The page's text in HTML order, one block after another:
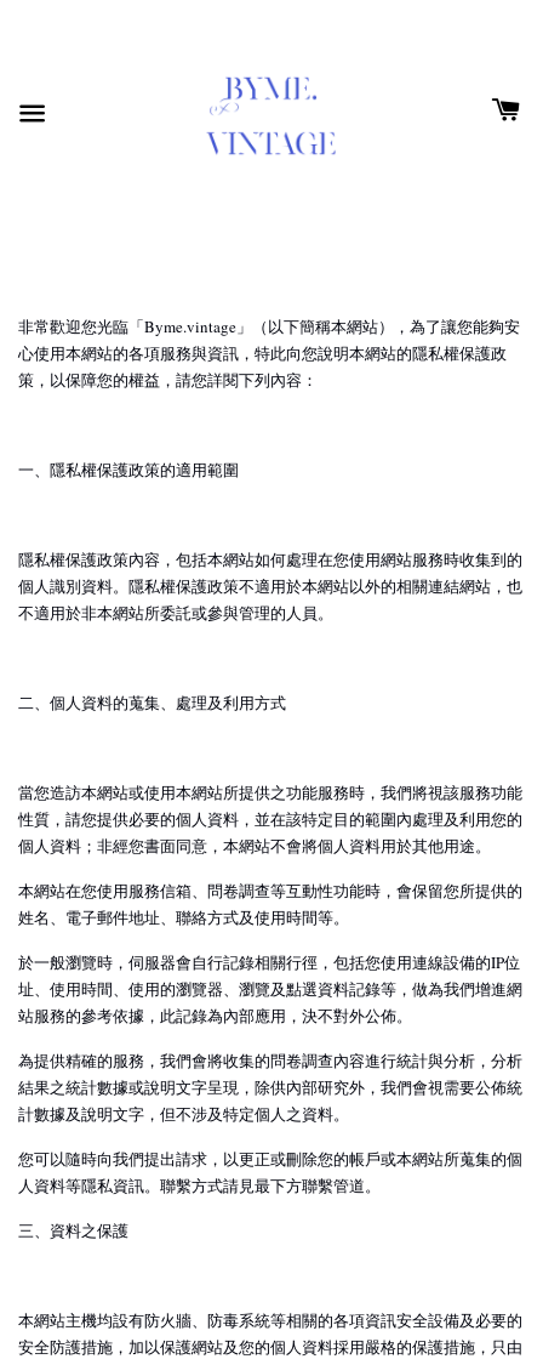
非常歡迎您光臨「Byme.vintage」（以下簡稱本網站），為了讓您能夠安
心使用本網站的各項服務與資訊，特此向您說明本網站的隱私權保護政
策，以保障您的權益，請您詳閱下列內容：
一、隱私權保護政策的適用範圍
隱私權保護政策內容，包括本網站如何處理在您使用網站服務時收集到的
個人識別資料。隱私權保護政策不適用於本網站以外的相關連結網站，也
不適用於非本網站所委託或參與管理的人員。
二、個人資料的蒐集、處理及利用方式
當您造訪本網站或使用本網站所提供之功能服務時，我們將視該服務功能
性質，請您提供必要的個人資料，並在該特定目的範圍內處理及利用您的
個人資料；非經您書面同意，本網站不會將個人資料用於其他用途。
本網站在您使用服務信箱、問卷調查等互動性功能時，會保留您所提供的
姓名、電子郵件地址、聯絡方式及使用時間等。
於一般瀏覽時，伺服器會自行記錄相關行徑，包括您使用連線設備的IP位
址、使用時間、使用的瀏覽器、瀏覽及點選資料記錄等，做為我們增進網
站服務的參考依據，此記錄為內部應用，決不對外公佈。
為提供精確的服務，我們會將收集的問卷調查內容進行統計與分析，分析
結果之統計數據或說明文字呈現，除供內部研究外，我們會視需要公佈統
計數據及說明文字，但不涉及特定個人之資料。
您可以隨時向我們提出請求，以更正或刪除您的帳戶或本網站所蒐集的個
人資料等隱私資訊。聯繫方式請見最下方聯繫管道。
三、資料之保護
本網站主機均設有防火牆、防毒系統等相關的各項資訊安全設備及必要的
安全防護措施，加以保護網站及您的個人資料採用嚴格的保護措施，只由